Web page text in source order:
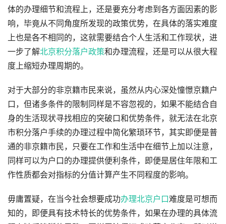
体的办理细节和流程上，还是要充分考虑到各方面因素的影
响，毕竟从不同角度所发现的政策优势，在具体的落实难度
上也是各不相同的，这就需要结合个人生活和工作现状，进
一步了解北京积分落户政策和办理流程，还是可以从很大程
度上缩短办理周期的。
对于大部分的非京籍市民来说，虽然从内心深处憧憬京籍户
口，但诸多条件的限制同样是不容忽视的，如果不能结合自
身的生活现状寻找相应的突破口和优势条件，就无法在北京
市积分落户手续的办理过程中简化繁琐环节，其实即便是普
通的非京籍市民，只要在工作和生活中在细节上加以注意，
同样可以为户口的办理提供便利条件，即便是居住年限和工
作性质都会对指标的分值计算产生不同程度的影响。
毋庸置疑，在当今社会想要成功办理北京户口难度是可想而
知的，即便具有技术特长的优势条件，如果在办理的具体流